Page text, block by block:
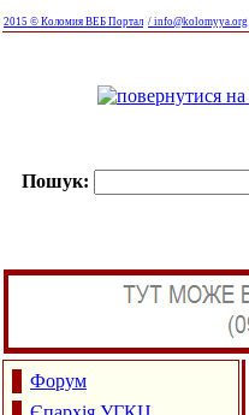
2015 © Коломия ВЕБ Портал / info@kolomyya.org
Пошук:
Форум